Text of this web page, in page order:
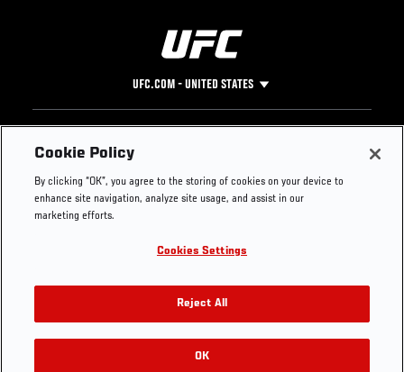
UFC.COM - UNITED STATES
Footer
UFC
UFC Foundation
UFC Careers
Store
UFC Video
Instagram
YouTube
TikTok
Twitter
Press
Cookie Policy
By clicking “OK”, you agree to the storing of cookies on your device to
enhance site navigation, analyze site usage, and assist in our
marketing efforts.
Cookies Settings
Reject All
OK